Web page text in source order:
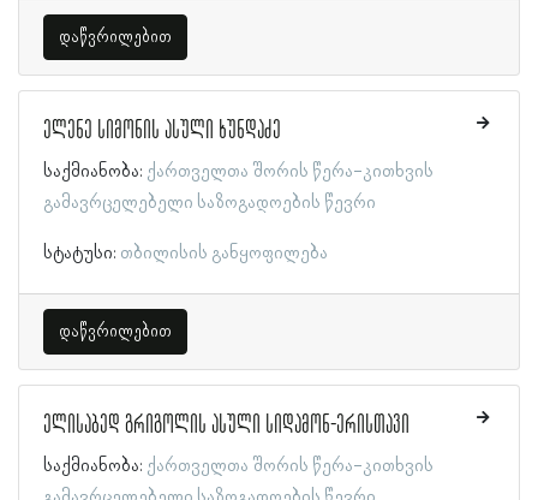
დაწვრილებით
ელენე სიმონის ასული ხუნდაძე
საქმიანობა: ქართველთა შორის წერა-კითხვის
გამავრცელებელი საზოგადოების წევრი
სტატუსი: თბილისის განყოფილება
დაწვრილებით
ელისაბედ გრიგოლის ასული სიდამონ-ერისთავი
საქმიანობა: ქართველთა შორის წერა-კითხვის